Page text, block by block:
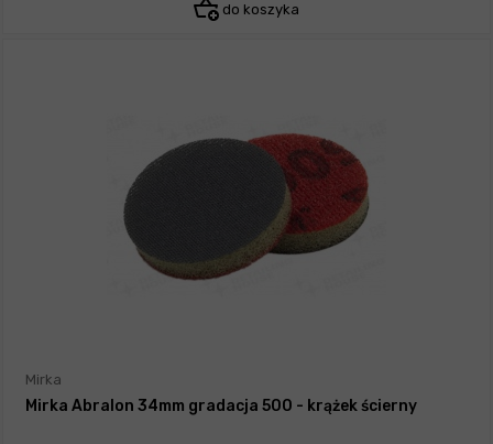
do koszyka
Mirka
Mirka Abralon 34mm gradacja 500 - krążek ścierny